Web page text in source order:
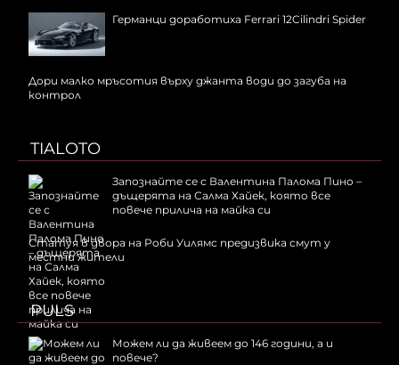
Германци доработиха Ferrari 12Cilindri Spider
Дори малко мръсотия върху джанта води до загуба на
контрол
TIALOTO
Запознайте се с Валентина Палома Пино –
дъщерята на Салма Хайек, която все
повече прилича на майка си
Статуя в двора на Роби Уилямс предизвика смут у
местни жители
PULS
Можем ли да живеем до 146 години, а и
повече?